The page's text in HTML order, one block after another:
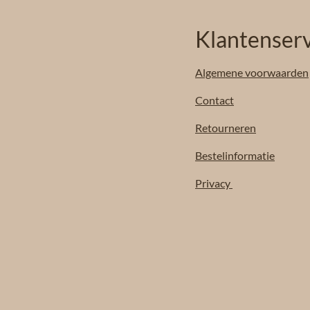
Algemenevoorwaarden
Contact
Retourneren
Bestelinformatie
Privacy